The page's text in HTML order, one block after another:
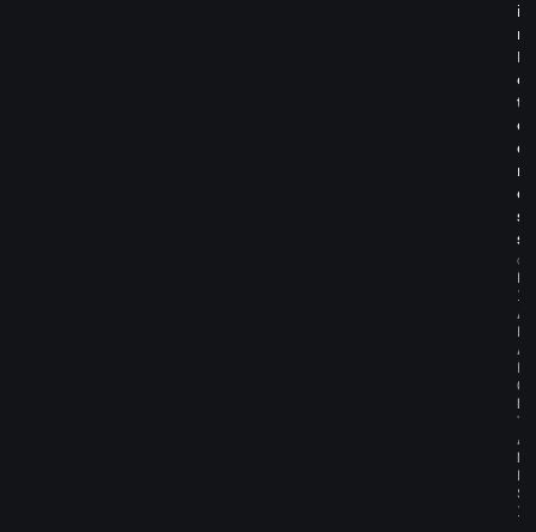
i
m
M
o
t
o
c
r
o
s
s
©
K
I
A
R
A
F
O
N
T
A
N
E
S
I